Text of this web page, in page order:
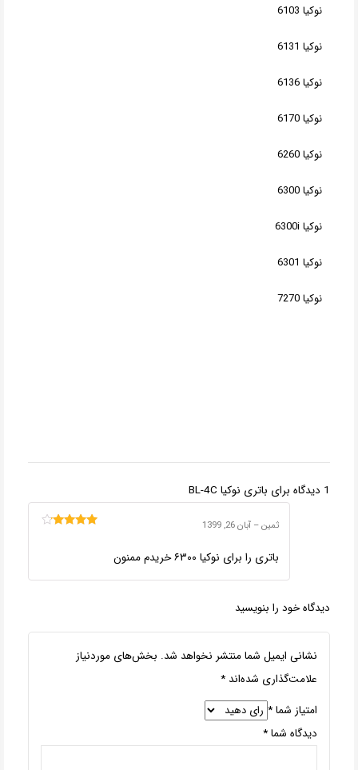
نوکیا 6103
نوکیا 6131
نوکیا 6136
نوکیا 6170
نوکیا 6260
نوکیا 6300
نوکیا 6300i
نوکیا 6301
نوکیا 7270
1 دیدگاه برای باتری نوکیا BL-4C
ثمین– آبان 26, 1399
باتری را برای نوکیا ۶۳۰۰ خریدم ممنون
دیدگاه خود را بنویسید
نشانی ایمیل شما منتشر نخواهد شد. بخش‌های موردنیاز
علامت‌گذاری شده‌اند *
امتیاز شما*
دیدگاه شما*